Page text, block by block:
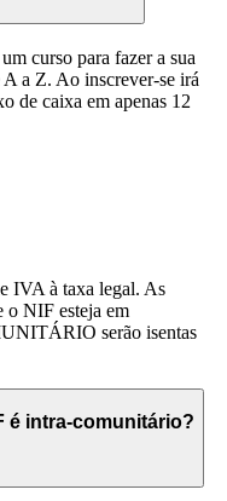
curso para fazer a sua
A a Z. Ao inscrever-se irá
de caixa em apenas 12
IVA à taxa legal. As
o NIF esteja em
serão isentas
é intra-comunitário?